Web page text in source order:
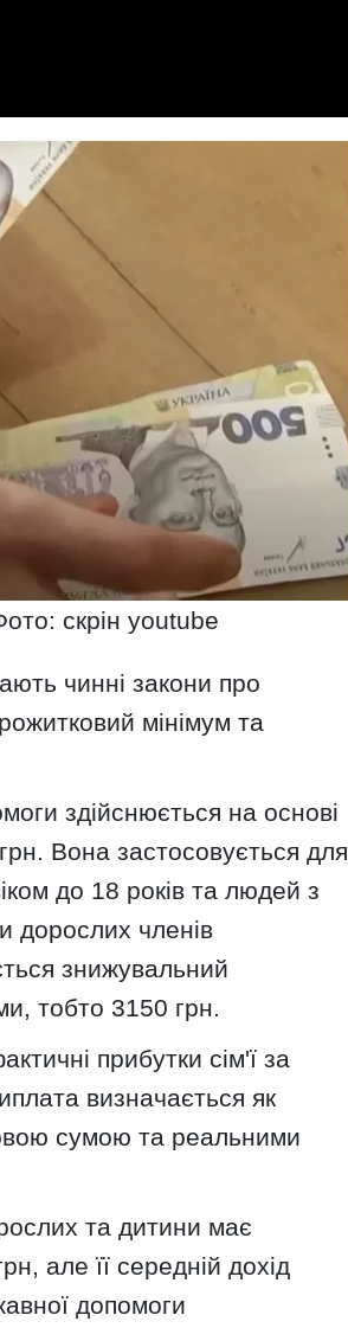
скрін youtube
чинні закони про
мінімум та
здійснюється на основі
Вона застосовується для
до 18 років та людей з
дорослих членів
знижувальний
тобто 3150 грн.
прибутки сім'ї за
визначається як
сумою та реальними
та дитини має
але її середній дохід
допомоги